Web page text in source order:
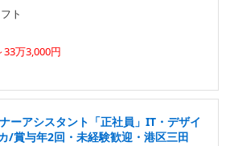
ト
33万3,000円
ーアシスタント「正社員」IT・デザイ
/賞与年2回・未経験歓迎・港区三田